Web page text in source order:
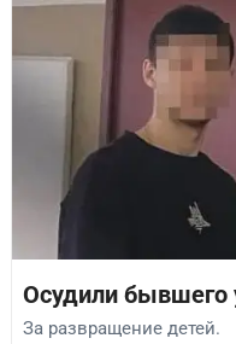
Осудили бывшего
За развращение детей.